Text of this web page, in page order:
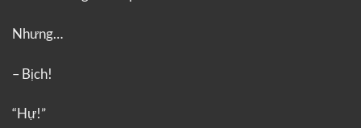
Nhưng…
– Bịch!
“Hự!”